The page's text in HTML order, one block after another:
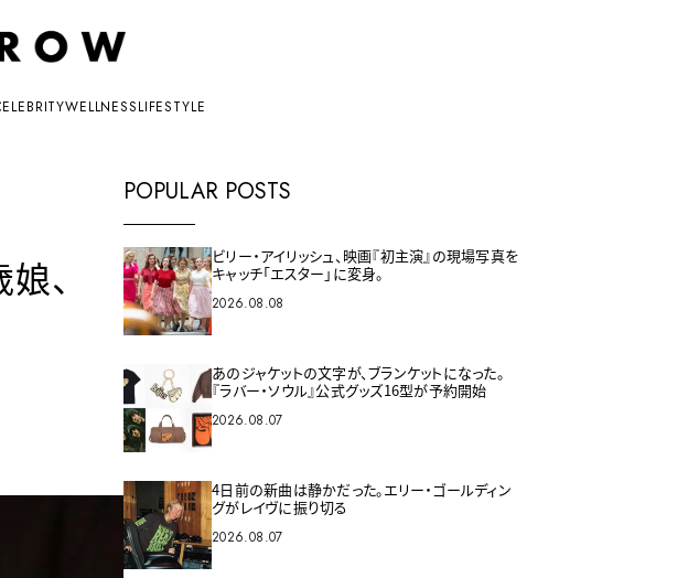
WELLNESSLIFESTYLE
、
POPULAR POSTS
ビリー・アイリッシュ、映画『初主演』の現場写真を
キャッチ「エスター」に変身。
2026.08.08
あのジャケットの文字が、ブランケットになった。
『ラバー・ソウル』公式グッズ16型が予約開始
2026.08.07
4日前の新曲は静かだった。エリー・ゴールディン
グがレイヴに振り切る
2026.08.07